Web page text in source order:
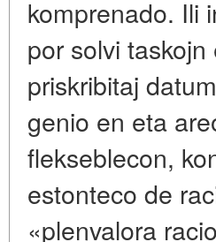
komprenado. Ili
por solvi
priskribitaj
genio en eta
flekseblecon,
estonteco de
«plenvalora